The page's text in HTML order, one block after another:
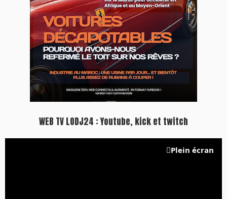
Inscription à la newsletter
Plus d'informations sur cette page :